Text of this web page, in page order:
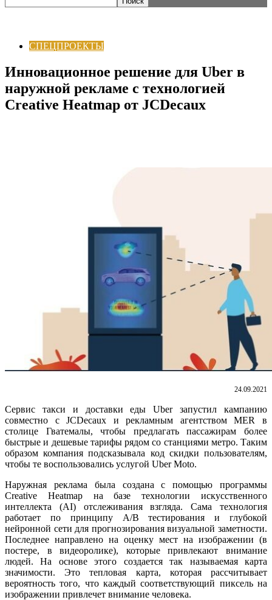
СПЕЦПРОЕКТЫ
Инновационное решение для Uber в
наружной рекламе с технологией
Creative Heatmap от JCDecaux
24.09.2021
Сервис такси и доставки еды Uber запустил кампанию
совместно с JCDecaux и рекламным агентством MER в
столице Гватемалы, чтобы предлагать пассажирам более
быстрые и дешевые тарифы рядом со станциями метро. Таким
образом компания подсказывала код скидки пользователям,
чтобы те воспользовались услугой Uber Moto.
Наружная реклама была создана с помощью программы
Creative Heatmap на базе технологии искусственного
интеллекта (AI) отслеживания взгляда. Сама технология
работает по принципу A/B тестирования и глубокой
нейронной сети для прогнозирования визуальной заметности.
Последнее направлено на оценку мест на изображении (в
постере, в видеоролике), которые привлекают внимание
людей. На основе этого создается так называемая карта
значимости. Это тепловая карта, которая рассчитывает
вероятность того, что каждый соответствующий пиксель на
изображении привлечет внимание человека.